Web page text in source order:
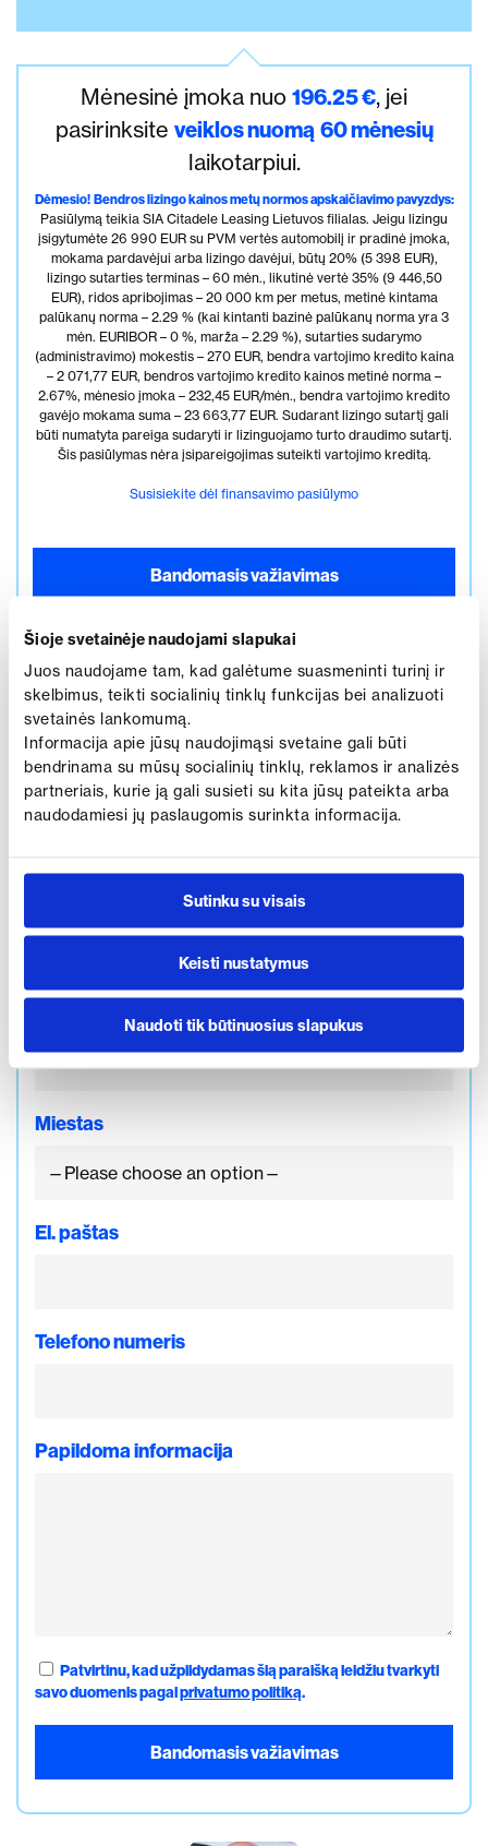
Šioje svetainėje naudojami slapukai
Juos naudojame tam, kad galėtume suasmeninti turinį ir
skelbimus, teikti socialinių tinklų funkcijas bei analizuoti
svetainės lankomumą.
Informacija apie jūsų naudojimąsi svetaine gali būti
bendrinama su mūsų socialinių tinklų, reklamos ir analizės
partneriais, kurie ją gali susieti su kita jūsų pateikta arba
naudodamiesi jų paslaugomis surinkta informacija.
Sutinku su visais
Keisti nustatymus
Naudoti tik būtinuosius slapukus
Mėnesinė įmoka nuo 196.25€, jei
pasirinksite veiklos nuomą 60mėnesių
laikotarpiui.
Dėmesio! Bendros lizingo kainos metų normos apskaičiavimo pavyzdys:
Pasiūlymą teikia SIA Citadele Leasing Lietuvos filialas. Jeigu lizingu
įsigytumėte 26 990 EUR su PVM vertės automobilį ir pradinė įmoka,
mokama pardavėjui arba lizingo davėjui, būtų 20% (5 398 EUR),
lizingo sutarties terminas – 60 mėn., likutinė vertė 35% (9 446,50
EUR), ridos apribojimas – 20 000 km per metus, metinė kintama
palūkanų norma – 2.29 % (kai kintanti bazinė palūkanų norma yra 3
mėn. EURIBOR – 0 %, marža – 2.29 %), sutarties sudarymo
(administravimo) mokestis – 270 EUR, bendra vartojimo kredito kaina
– 2 071,77 EUR, bendros vartojimo kredito kainos metinė norma –
2.67%, mėnesio įmoka – 232,45 EUR/mėn., bendra vartojimo kredito
gavėjo mokama suma – 23 663,77 EUR. Sudarant lizingo sutartį gali
būti numatyta pareiga sudaryti ir lizinguojamo turto draudimo sutartį.
Šis pasiūlymas nėra įsipareigojimas suteikti vartojimo kreditą.
Susisiekite dėl finansavimo pasiūlymo
Bandomasis važiavimas
Susisiekite su manimi dėl
500e
gauti papildomos informacijos? Užpildykite šią
formą ir mes su jumis susisieksime.
Jūsų vardas
Miestas
El. paštas
Telefono numeris
Papildoma informacija
Patvirtinu, kad užpildydamas šią paraišką leidžiu tvarkyti
savo duomenis pagalprivatumo politiką.